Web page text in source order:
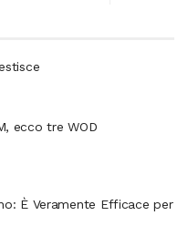
ecco tre WOD
È Veramente Efficace per